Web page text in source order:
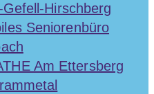
Gefell-Hirschberg
Seniorenbüro
Am Ettersberg